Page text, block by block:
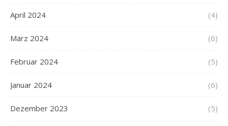
April 2024 (4)
März 2024 (6)
Februar 2024 (5)
Januar 2024 (6)
Dezember 2023 (5)